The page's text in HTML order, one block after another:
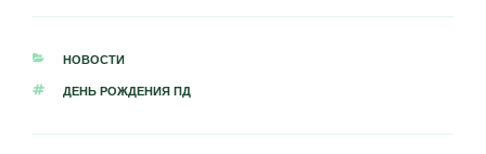
РУБРИКИ
НОВОСТИ
МЕТКИ
ДЕНЬ РОЖДЕНИЯ ПД